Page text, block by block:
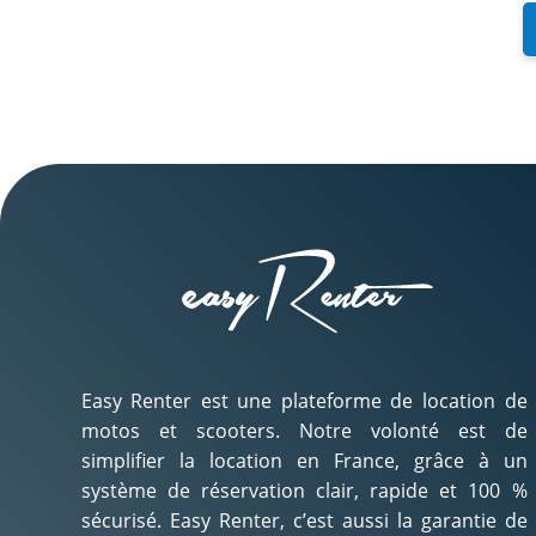
Easy Renter est une plateforme de location de
motos et scooters. Notre volonté est de
simplifier la location en France, grâce à un
système de réservation clair, rapide et 100 %
sécurisé. Easy Renter, c’est aussi la garantie de